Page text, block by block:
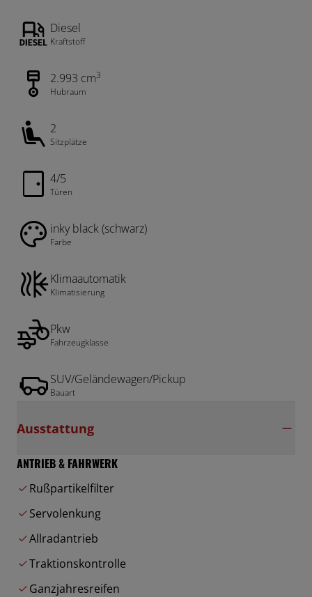
Diesel
Kraftstoff
2.993 cm3
Hubraum
2
Sitzplätze
4/5
Türen
inky black (schwarz)
Farbe
Klimaautomatik
Klimatisierung
Pkw
Fahrzeugklasse
SUV/Geländewagen/Pickup
Bauart
Ausstattung
ANTRIEB & FAHRWERK
Rußpartikelfilter
Servolenkung
Allradantrieb
Traktionskontrolle
Ganzjahresreifen